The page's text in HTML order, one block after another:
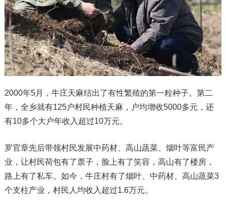
2000年5月，牛庄天麻结出了有性繁殖的第一粒种子。第二
年，全乡就有125户村民种植天麻，户均增收5000多元，还
有10多个大户年收入超过10万元。
罗官章先后带领村民发展中药材、高山蔬菜、烟叶等富民产
业，让村民荷包有了票子，脸上有了笑容，高山有了楼房，
路上有了私车。如今，牛庄村有了烟叶、中药材、高山蔬菜3
个支柱产业，村民人均收入超过1.6万元。